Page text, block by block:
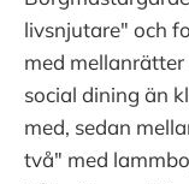
livsnjutare" och
med
social dining än
med, sedan
två" med